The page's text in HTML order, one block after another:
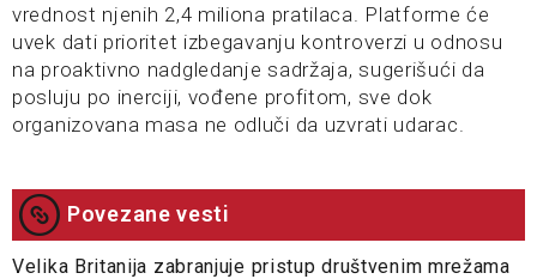
vrednost njenih 2,4 miliona pratilaca. Platforme će
uvek dati prioritet izbegavanju kontroverzi u odnosu
na proaktivno nadgledanje sadržaja, sugerišući da
posluju po inerciji, vođene profitom, sve dok
organizovana masa ne odluči da uzvrati udarac.
Povezane vesti
Velika Britanija zabranjuje pristup društvenim mrežama